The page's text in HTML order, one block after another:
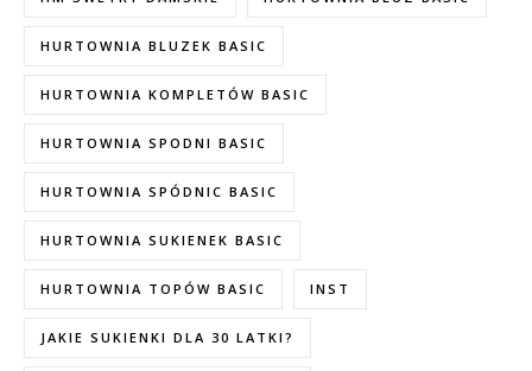
HURTOWNIA BLUZEK BASIC
HURTOWNIA KOMPLETÓW BASIC
HURTOWNIA SPODNI BASIC
HURTOWNIA SPÓDNIC BASIC
HURTOWNIA SUKIENEK BASIC
HURTOWNIA TOPÓW BASIC INST
JAKIE SUKIENKI DLA 30 LATKI?